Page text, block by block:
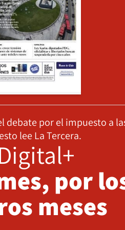
debate por el impuesto a
lee La Tercera.
por
meses